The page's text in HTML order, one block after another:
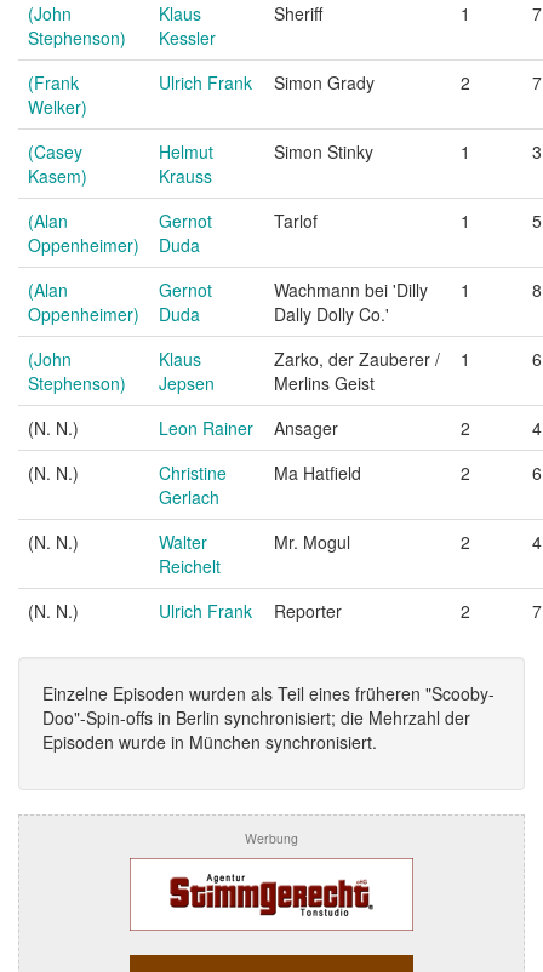
(John
Stephenson)
Klaus
Kessler
Sheriff 1 7
(Frank
Welker)
Ulrich Frank Simon Grady 2 7
(Casey
Kasem)
Helmut
Krauss
Simon Stinky 1 3
(Alan
Oppenheimer)
Gernot
Duda
Tarlof 1 5
(Alan
Oppenheimer)
Gernot
Duda
Wachmann bei 'Dilly
Dally Dolly Co.'
1 8
(John
Stephenson)
Klaus
Jepsen
Zarko, der Zauberer /
Merlins Geist
1 6
(N. N.) Leon Rainer Ansager 2
4
(N. N.)
Christine
Gerlach
Ma Hatfield 2 6
(N. N.)
Walter
Reichelt
Mr. Mogul 2 4
(N. N.) Ulrich Frank Reporter 2 7
Einzelne Episoden wurden als Teil eines früheren "Scooby-
Doo"-Spin-offs in Berlin synchronisiert; die Mehrzahl der
Episoden wurde in München synchronisiert.
Werbung